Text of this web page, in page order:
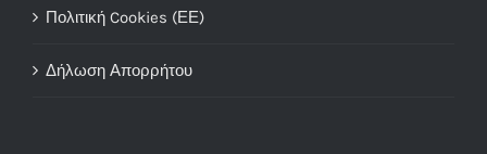
Πολιτική Cookies (ΕΕ)
Δήλωση Απορρήτου